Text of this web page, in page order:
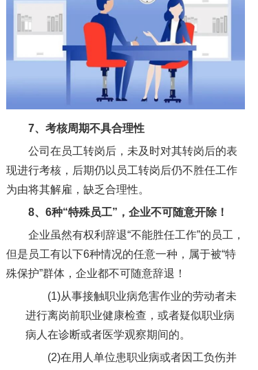
7、考核周期不具合理性
公司在员工转岗后，未及时对其转岗后的表
现进行考核，后期仍以员工转岗后仍不胜任工作
为由将其解雇，缺乏合理性。
8、6种“特殊员工”，企业不可随意开除！
企业虽然有权利辞退“不能胜任工作”的员工，
但是员工有以下6种情况的任意一种，属于被“特
殊保护”群体，企业都不可随意辞退！
(1)从事接触职业病危害作业的劳动者未
进行离岗前职业健康检查，或者疑似职业病
病人在诊断或者医学观察期间的。
(2)在用人单位患职业病或者因工负伤并